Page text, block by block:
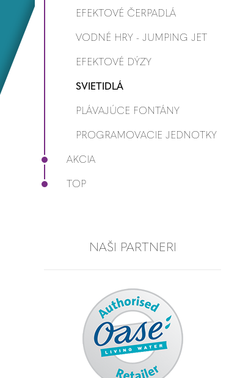
EFEKTOVÉ ČERPADLÁ
VODNÉ HRY - JUMPING JET
EFEKTOVÉ DÝZY
SVIETIDLÁ
PLÁVAJÚCE FONTÁNY
PROGRAMOVACIE JEDNOTKY
AKCIA
TOP
NAŠI PARTNERI